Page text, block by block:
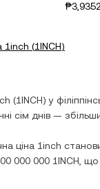
₱3,9352
1inch (1INCH)
(1INCH) у
сім днів —
ціна 1inch
000 000 1INCH ,